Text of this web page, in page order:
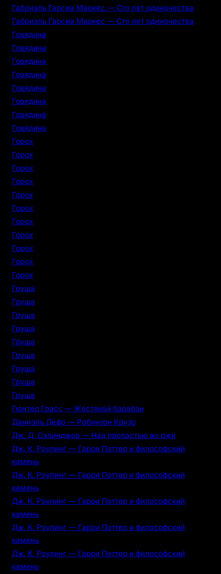
Габриэль Гарсиа Маркес — Сто лет одиночества
Габриэль Гарсиа Маркес — Сто лет одиночества
Говядина
Говядина
Говядина
Говядина
Говядина
Говядина
Говядина
Говядина
Горох
Горох
Горох
Горох
Горох
Горох
Горох
Горох
Горох
Горох
Горох
Груша
Груша
Груша
Груша
Груша
Груша
Груша
Груша
Груша
Гюнтер Грасс — Жестяной барабан
Даниэль Дефо — Робинзон Крузо
Дж. Д. Сэлинджер — Над пропастью во ржи
Дж. К. Роулинг — Гарри Поттер и философский
камень
Дж. К. Роулинг — Гарри Поттер и философский
камень
Дж. К. Роулинг — Гарри Поттер и философский
камень
Дж. К. Роулинг — Гарри Поттер и философский
камень
Дж. К. Роулинг — Гарри Поттер и философский
камень